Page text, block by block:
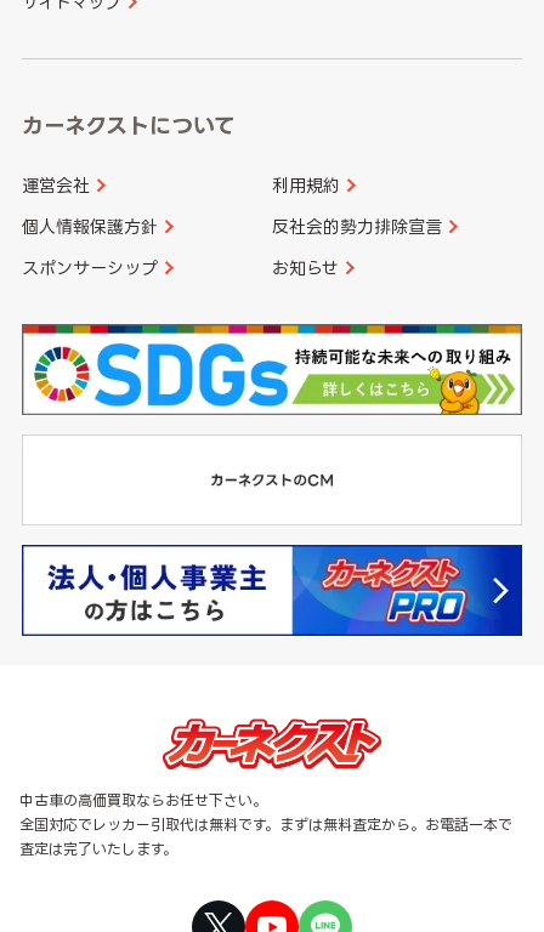
カーネクストについて
運営会社 利用規約
個人情報保護方針 反社会的勢力排除宣言
スポンサーシップ お知らせ
中古車の高価買取ならお任せ下さい。
全国対応でレッカー引取代は無料です。まずは無料査定から。お電話一本で
査定は完了いたします。